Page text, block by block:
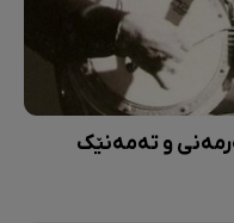
و تەمەنێک